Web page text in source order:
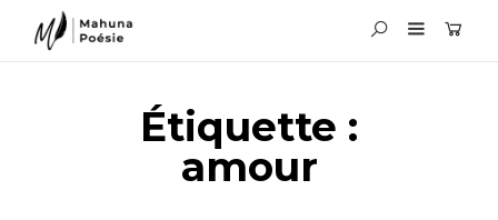
Étiquette :
amour